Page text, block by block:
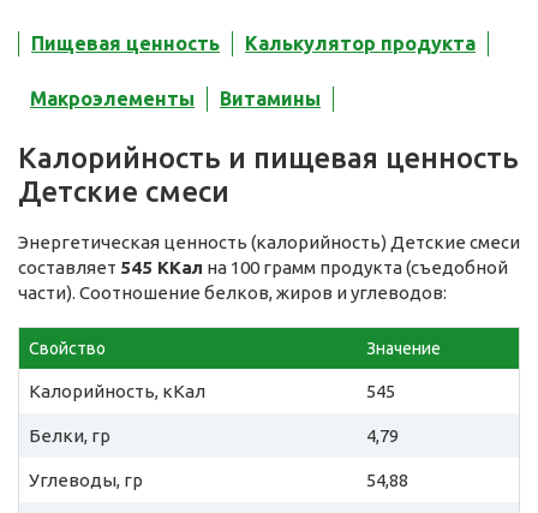
Пищевая ценность Калькулятор продукта
Макроэлементы Витамины
Калорийность и пищевая ценность
Детские смеси
Энергетическая ценность (калорийность) Детские смеси
составляет 545 ККал на 100 грамм продукта (съедобной
части). Соотношение белков, жиров и углеводов:
Свойство Значение
Калорийность, кКал 545
Белки, гр 4,79
Углеводы, гр 54,88